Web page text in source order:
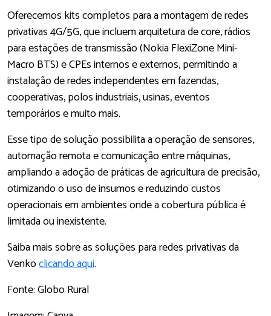
Oferecemos kits completos para a montagem de redes
privativas 4G/5G, que incluem arquitetura de core, rádios
para estações de transmissão (Nokia FlexiZone Mini-
Macro BTS) e CPEs internos e externos, permitindo a
instalação de redes independentes em fazendas,
cooperativas, polos industriais, usinas, eventos
temporários e muito mais.
Esse tipo de solução possibilita a operação de sensores,
automação remota e comunicação entre máquinas,
ampliando a adoção de práticas de agricultura de precisão,
otimizando o uso de insumos e reduzindo custos
operacionais em ambientes onde a cobertura pública é
limitada ou inexistente.
Saiba mais sobre as soluções para redes privativas da
Venkoclicando aqui.
Fonte: Globo Rural